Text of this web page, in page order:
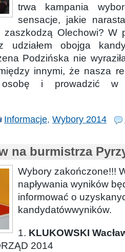
trwa kampania
sensacje, jakie
Olechowi? W
obojga
Podzińska nie
innymi, że nasza
osobę i prowadzić w
Informacje, Wybory 2014
na burmistrza
Wybory zakończone!!!
napływania wyników
informować o
kandydatówwyników.
1. KLUKOWSKI
2014